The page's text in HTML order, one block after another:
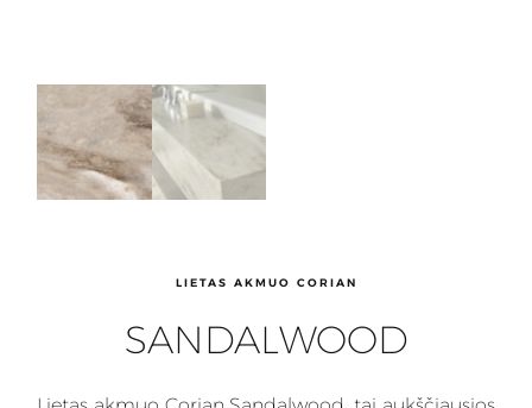
LIETAS AKMUO CORIAN
SANDALWOOD